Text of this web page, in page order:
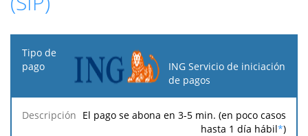
Tipo
de
Descripción Porcentaje
Tarifa
mínima
Tarifa
máxima
ING Servicio de iniciación
de pagos
El pago se abona en 3-5 min. (en poco casos
hasta 1 día hábil*)